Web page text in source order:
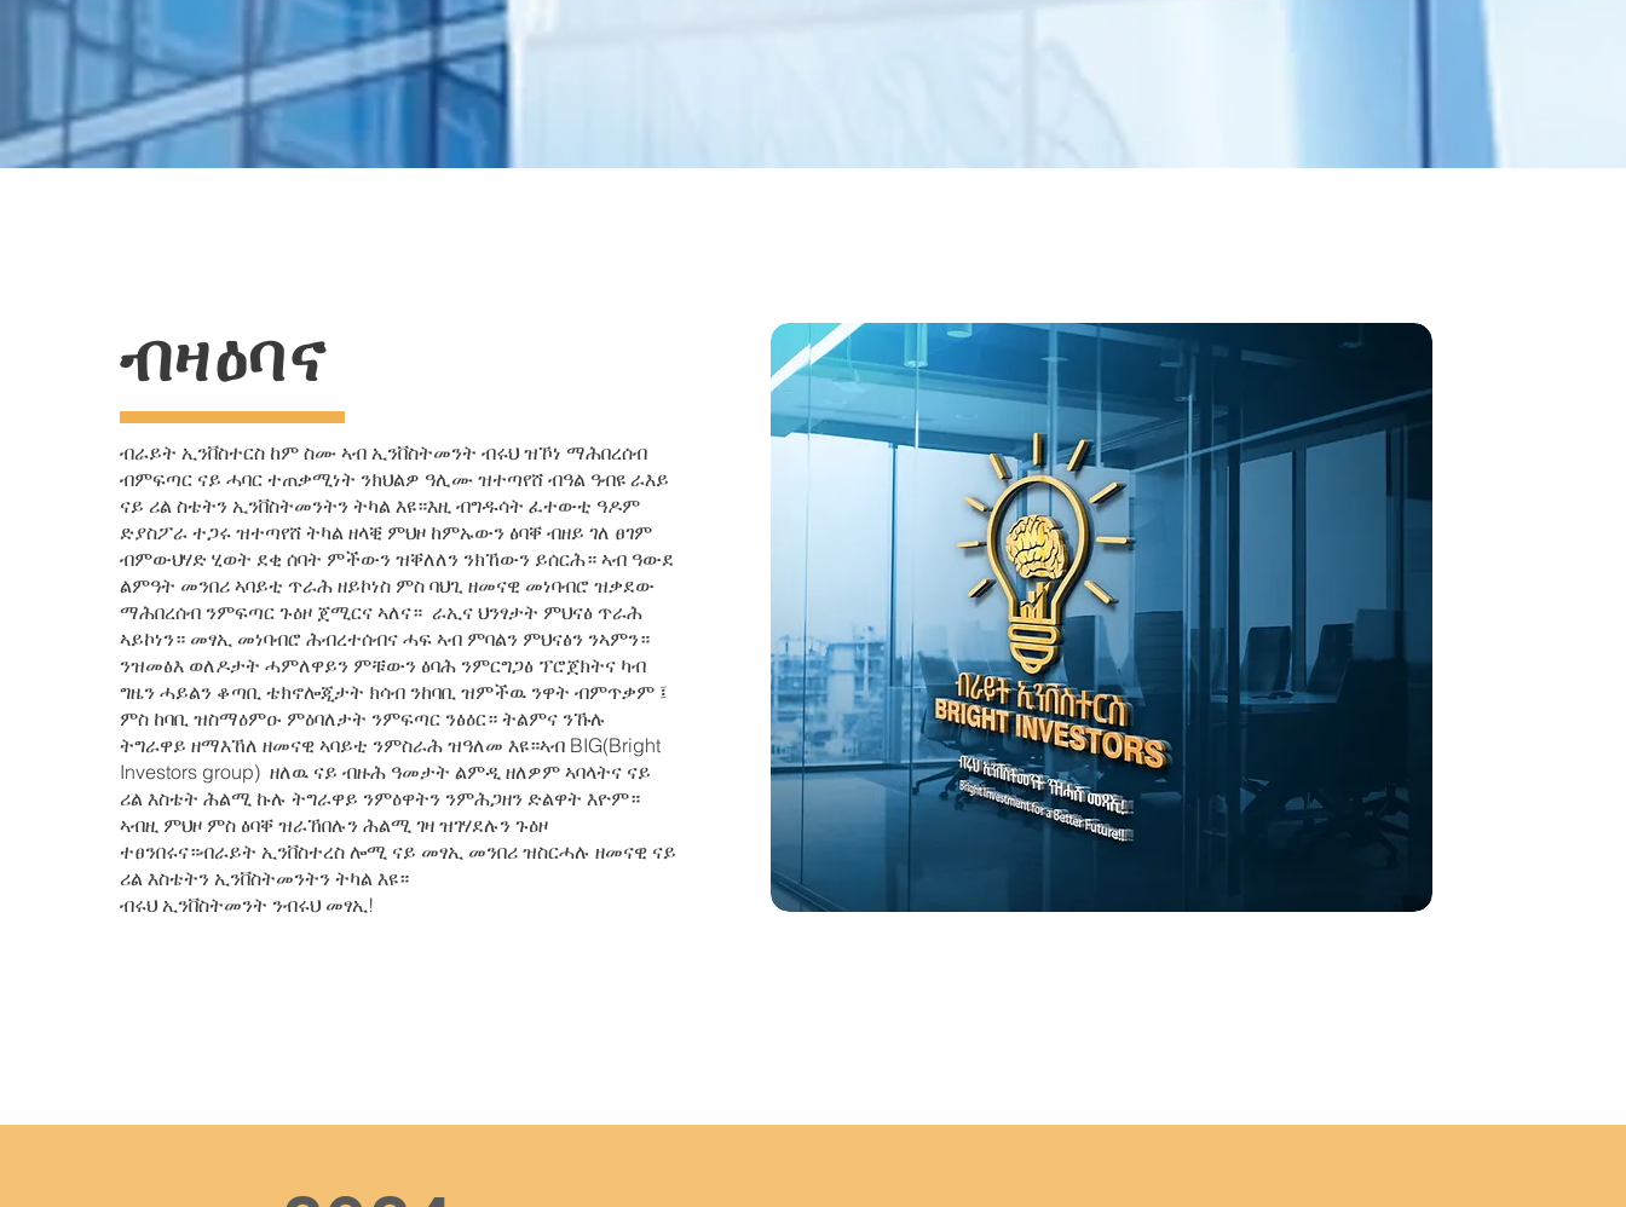
ብዛዕባና
ብራይት ኢንቨስተርስ ከም ስሙ ኣብ ኢንቨስትመንት ብሩህ ዝኾነ ማሕበረሰብ
ብምፍጣር ናይ ሓባር ተጠቃሚነት ንክህልዎ ዓሊሙ ዝተጣየሸ ብዓል ዓብዩ ራእይ
ናይ ሪል ስቴትን ኢንቨስትመንትን ትካል እዩ።እዚ ብግዱሳት ፈተውቲ ዓዶም
ድያስፖራ ተጋሩ ዝተጣየሸ ትካል ዘላቒ ምህዞ ከምኡውን ፅባቐ ብዘይ ገለ ፀገም
ብምውህሃድ ሂወት ደቂ ሰባት ምችውን ዝቐለለን ንክኸውን ይሰርሕ። ኣብ ዓውደ
ልምዓት መንበሪ ኣባይቲ ጥራሕ ዘይኮነስ ምስ ባህጊ ዘመናዊ መነባብሮ ዝቃደው
ማሕበረሰብ ንምፍጣር ጉዕዞ ጀሚርና ኣለና። ራኢና ህንፃታት ምህናፅ ጥራሕ
ኣይኮነን። መፃኢ መነባብሮ ሕብረተሰብና ሓፍ ኣብ ምባልን ምህናፅን ንኣምን።
ንዝመፅእ ወለዶታት ሓምለዋይን ምቹውን ፅባሕ ንምርግጋፅ ፕሮጀክትና ካብ
ግዜን ሓይልን ቆጣቢ ቴክኖሎጂታት ክሳብ ንከባቢ ዝምችዉ ንዋት ብምጥቃም ፤
ምስ ከባቢ ዝስማዕምዑ ምዕባለታት ንምፍጣር ንፅዕር። ትልምና ንኹሉ
ትግራዋይ ዘማእኸለ ዘመናዊ ኣባይቲ ንምስራሕ ዝዓለመ እዩ።ኣብ BIG(Bright
Investors group) ዘለዉ ናይ ብዙሕ ዓመታት ልምዲ ዘለዎም ኣባላትና ናይ
ሪል እስቴት ሕልሚ ኩሉ ትግራዋይ ንምዕዋትን ንምሕጋዘን ድልዋት እዮም።
ኣብዚ ምህዞ ምስ ፅባቐ ዝራኸበሉን ሕልሚ ገዛ ዝገሃደሉን ጉዕዞ
ተፀንበሩና።ብራይት ኢንቨስተረስ ሎሚ ናይ መፃኢ መንበሪ ዝስርሓሉ ዘመናዊ ናይ
ሪል እስቴትን ኢንቨስትመንትን ትካል እዩ።
ብሩህ ኢንቨስትመንት ንብሩህ መፃኢ!